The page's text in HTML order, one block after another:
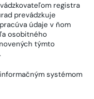
registra
prevádzkuje
údaje v ňom
osobitného
týmto
systémom